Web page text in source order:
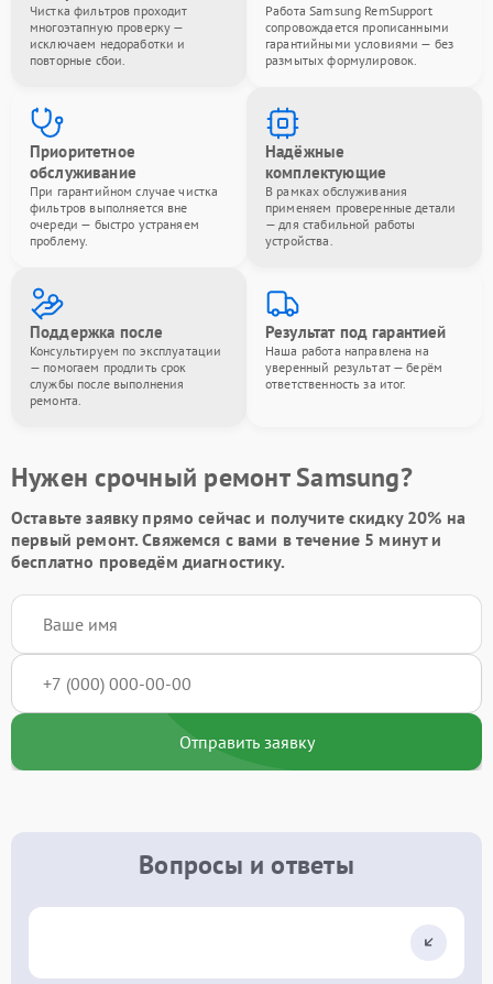
Чистка фильтров проходит
многоэтапную проверку —
исключаем недоработки и
повторные сбои.
Работа Samsung RemSupport
сопровождается прописанными
гарантийными условиями — без
размытых формулировок.
Приоритетное
обслуживание
При гарантийном случае чистка
фильтров выполняется вне
очереди — быстро устраняем
проблему.
Надёжные
комплектующие
В рамках обслуживания
применяем проверенные детали
— для стабильной работы
устройства.
Поддержка после
Консультируем по эксплуатации
— помогаем продлить срок
службы после выполнения
ремонта.
Результат под гарантией
Наша работа направлена на
уверенный результат — берём
ответственность за итог.
Нужен срочный ремонт Samsung?
Оставьте заявкупрямо сейчас и получите скидку 20% на
первый ремонт. Свяжемся с вами в течение 5 минут и
бесплатно проведём диагностику.
Отправить заявку
Вопросы и ответы